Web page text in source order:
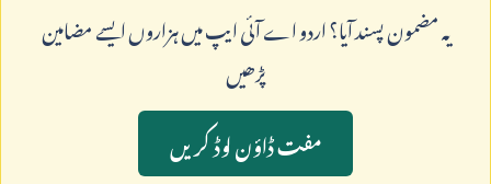
يہ مضمون پسند آيا؟ اردو اے آئی ايپ ميں ہزاروں ايسے مضامين
پڑھيں
مفت ڈاؤن لوڈ کريں